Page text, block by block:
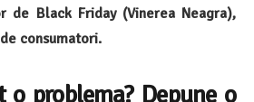
de Black Friday (Vinerea Neagra),
consumatori.
problema? Depune o